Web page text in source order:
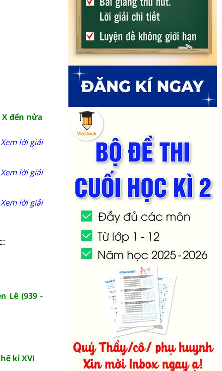
đến nửa
Xem lời giải
Xem lời giải
Xem lời giải
Lê (939 -
kỉ XVI